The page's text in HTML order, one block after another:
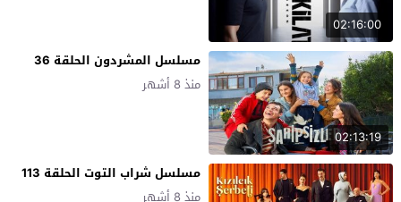
02:16:00
02:13:19
مسلسل المشردون الحلقة 36
منذ 8 أشهر
مسلسل شراب التوت الحلقة 113